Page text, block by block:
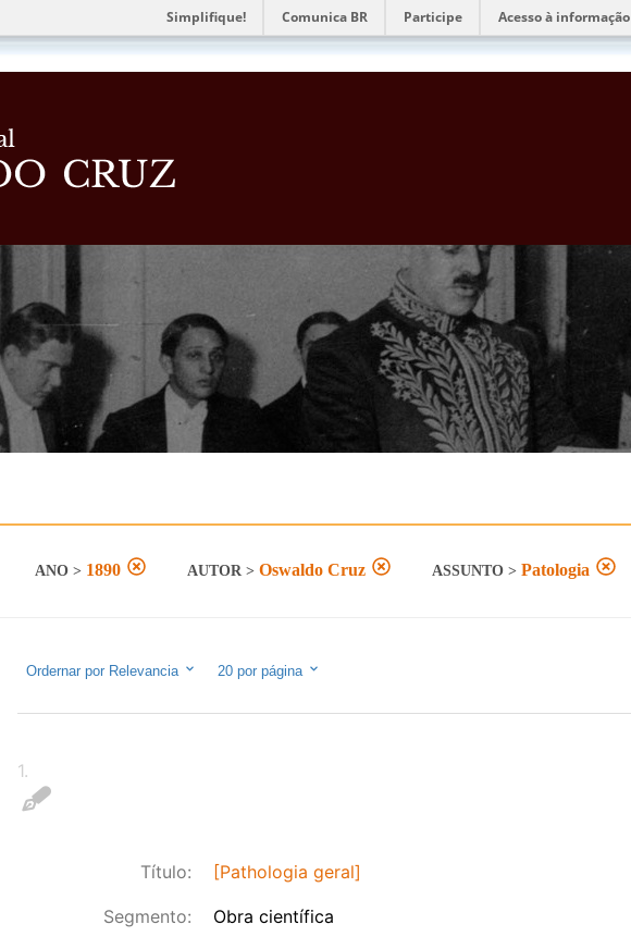
Simplifique! Comunica BR Participe Acesso à informação
ANO > 1890 AUTOR > Oswaldo Cruz ASSUNTO > Patologia
Ordernar por Relevancia 20por página
1.
Título: [Pathologia geral]
Segmento: Obra científica